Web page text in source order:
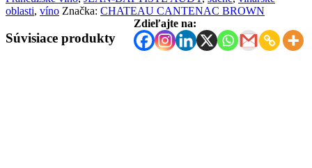
oblasti, víno Značka: CHATEAU CANTENAC BROWN
Zdieľajte na:
Súvisiace produkty